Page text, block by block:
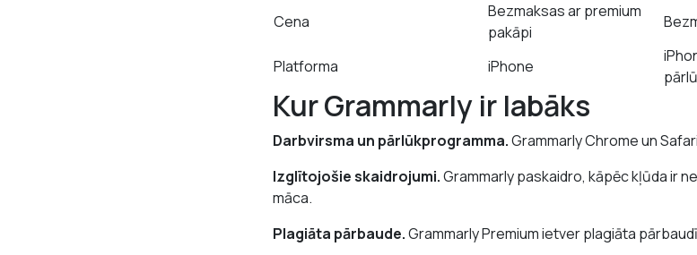
Cena
Bezmaksas ar premium
pakāpi
Platforma iPhone
Kur Grammarly ir labāks
Darbvirsma un pārlūkprogramma.Grammarly Chrome un
Izglītojošie skaidrojumi.Grammarly paskaidro, kāpēc kļūda ir
māca.
Plagiāta pārbaude.Grammarly Premium ietver plagiāta